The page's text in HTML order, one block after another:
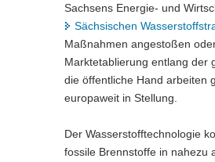
Sachsens Energie- und
Sächsischen
Maßnahmen angestoßen
Marktetablierung entlang der
die öffentliche Hand arbeiten
europaweit in Stellung.
Der Wasserstofftechnologie
fossile Brennstoffe in nahezu